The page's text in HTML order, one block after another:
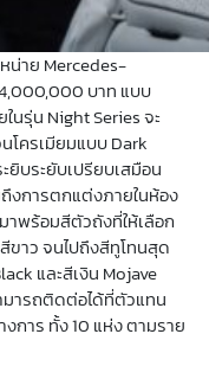
น่าย Mercedes-
บาท แบบ
นรุ่น Night Series จะ
ครเมียมแบบ Dark
บระยับเปรียบเสมือน
งการตกแต่งภายในห้อง
าพร้อมสีตัวถังที่ให้เลือก
ขาว จนไปถึงสีทูโทนสุด
และสีเงิน Mojave
มารถติดต่อได้ที่ตัวแทน
การ ทั้ง 10 แห่ง ตามราย